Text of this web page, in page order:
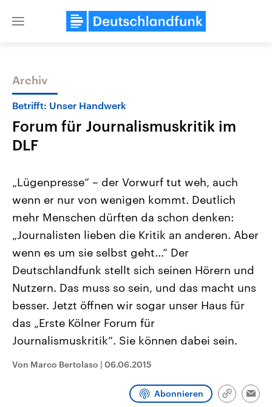
Close
Themen
Landtagswahl Sachsen-Anhalt
2026
Alle Informationen
Sachsen-Anhalt wählt am 6.
September 2026 einen neuen
Landtag. Seit 2021 wird das
Bundesland von einer Koalition aus
Umfragen, Prognosen,
Wahlprogramme, aktuelle Berichte
und Hintergründe zu den Parteien
und Kandidaten der anstehenden
Wahl.
USA
Aktuelle Beiträge,
Hintergründe
Wirtschaftlich und
gehören die Vereinigten
den mächtigsten Ländern
mit großem Einfluss auf
Sendungen Programm Podcasts
Audio-Archiv
Archiv
Betrifft: Unser Handwerk
Forum für Journalismuskritik im
DLF
„Lügenpresse“ – der Vorwurf tut weh, auch
wenn er nur von wenigen kommt. Deutlich
mehr Menschen dürften da schon denken:
„Journalisten lieben die Kritik an anderen. Aber
wenn es um sie selbst geht...“ Der
Deutschlandfunk stellt sich seinen Hörern und
Nutzern. Das muss so sein, und das macht uns
besser. Jetzt öffnen wir sogar unser Haus für
das „Erste Kölner Forum für
Journalismuskritik“. Sie können dabei sein.
Von Marco Bertolaso | 06.06.2015
Abonnieren
Link